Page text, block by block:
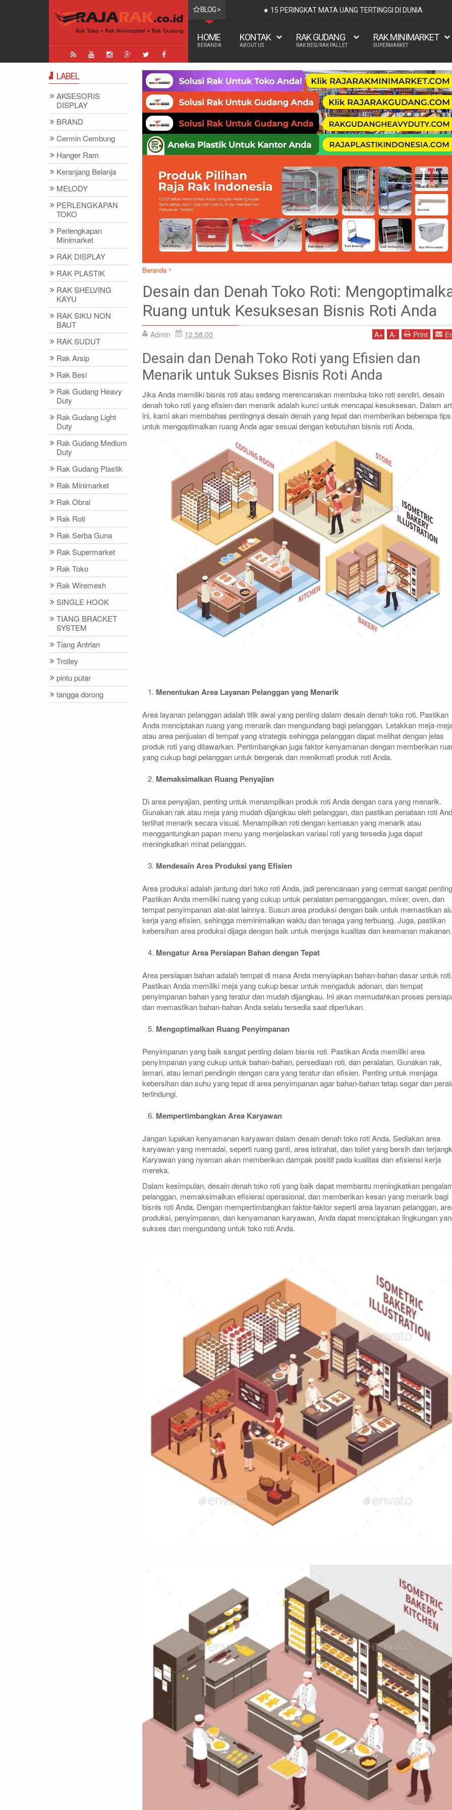
BLOG > UKURAN KASUR 90x200, 100x200, 120x200, 140x200,
HOME
BERANDA
KONTAK
ABOUT US
RAK GUDANG
RAK BESI/RAK PALLET
RAK MINIMARKET
SUPERMARKET
Beranda
Artikel
DENAH TOKO
Desain dan Denah Toko Roti: Mengoptimalkan Ruang untuk Kesuksesan Bisnis Roti Anda
Desain dan Denah Toko Roti:
Ruang untuk Kesuksesan Bisnis Roti Anda
Admin 12.58.00 A+ A- Print
Desain dan Denah Toko Roti yang Efisien dan
Menarik untuk Sukses Bisnis Roti Anda
Jika Anda memiliki bisnis roti atau sedang merencanakan membuka toko roti sendiri, desain
denah toko roti yang efisien dan menarik adalah kunci untuk mencapai kesuksesan. Dalam
ini, kami akan membahas pentingnya desain denah yang tepat dan memberikan beberapa tips
untuk mengoptimalkan ruang Anda agar sesuai dengan kebutuhan bisnis roti Anda.
Menentukan Area Layanan Pelanggan yang Menarik
Area layanan pelanggan adalah titik awal yang penting dalam desain denah toko roti. Pastikan
Anda menciptakan ruang yang menarik dan mengundang bagi pelanggan. Letakkan meja-
atau area penjualan di tempat yang strategis sehingga pelanggan dapat melihat dengan jelas
produk roti yang ditawarkan. Pertimbangkan juga faktor kenyamanan dengan memberikan
yang cukup bagi pelanggan untuk bergerak dan menikmati produk roti Anda.
Memaksimalkan Ruang Penyajian
Di area penyajian, penting untuk menampilkan produk roti Anda dengan cara yang menarik.
Gunakan rak atau meja yang mudah dijangkau oleh pelanggan, dan pastikan penataan roti
terlihat menarik secara visual. Menampilkan roti dengan kemasan yang menarik atau
menggantungkan papan menu yang menjelaskan variasi roti yang tersedia juga dapat
meningkatkan minat pelanggan.
Mendesain Area Produksi yang Efisien
Area produksi adalah jantung dari toko roti Anda, jadi perencanaan yang cermat sangat
Pastikan Anda memiliki ruang yang cukup untuk peralatan pemanggangan, mixer, oven, dan
tempat penyimpanan alat-alat lainnya. Susun area produksi dengan baik untuk memastikan
kerja yang efisien, sehingga meminimalkan waktu dan tenaga yang terbuang. Juga, pastikan
kebersihan area produksi dijaga dengan baik untuk menjaga kualitas dan keamanan makanan.
Mengatur Area Persiapan Bahan dengan Tepat
Area persiapan bahan adalah tempat di mana Anda menyiapkan bahan-bahan dasar untuk roti.
Pastikan Anda memiliki meja yang cukup besar untuk mengaduk adonan, dan tempat
penyimpanan bahan yang teratur dan mudah dijangkau. Ini akan memudahkan proses
dan memastikan bahan-bahan Anda selalu tersedia saat diperlukan.
Mengoptimalkan Ruang Penyimpanan
Penyimpanan yang baik sangat penting dalam bisnis roti. Pastikan Anda memiliki area
penyimpanan yang cukup untuk bahan-bahan, persediaan roti, dan peralatan. Gunakan rak,
lemari, atau lemari pendingin dengan cara yang teratur dan efisien. Penting untuk menjaga
kebersihan dan suhu yang tepat di area penyimpanan agar bahan-bahan tetap segar dan
terlindungi.
Mempertimbangkan Area Karyawan
Jangan lupakan kenyamanan karyawan dalam desain denah toko roti Anda. Sediakan area
karyawan yang memadai, seperti ruang ganti, area istirahat, dan toilet yang bersih dan
Karyawan yang nyaman akan memberikan dampak positif pada kualitas dan efisiensi kerja
mereka.
Dalam kesimpulan, desain denah toko roti yang baik dapat membantu meningkatkan
pelanggan, memaksimalkan efisiensi operasional, dan memberikan kesan yang menarik bagi
bisnis roti Anda. Dengan mempertimbangkan faktor-faktor seperti area layanan pelanggan,
produksi, penyimpanan, dan kenyamanan karyawan, Anda dapat menciptakan lingkungan
sukses dan mengundang untuk toko roti Anda.
DIDIN - (021)87786434
0812-8855-1012(WA)
didin@rajarak.co.id
IDRIS - (021)87786435
0812-9678-6785 (WA)
idris@rajarak.co.id
DIDIN - (021)87786434
0812-8855-1012(WA)
didin@rajarak.co.id
LABEL
AKSESORIS
DISPLAY
BRAND
Cermin Cembung
Hanger Ram
Keranjang Belanja
MELODY
PERLENGKAPAN
TOKO
Perlengkapan
Minimarket
RAK DISPLAY
RAK PLASTIK
RAK SHELVING
KAYU
RAK SIKU NON
BAUT
RAK SUDUT
Rak Arsip
Rak Besi
Rak Gudang Heavy
Duty
Rak Gudang Light
Duty
Rak Gudang Medium
Duty
Rak Gudang Plastik
Rak Minimarket
Rak Obral
Rak Roti
Rak Serba Guna
Rak Supermarket
Rak Toko
Rak Wiremesh
SINGLE HOOK
TIANG BRACKET
SYSTEM
Tiang Antrian
Trolley
pintu putar
tangga dorong